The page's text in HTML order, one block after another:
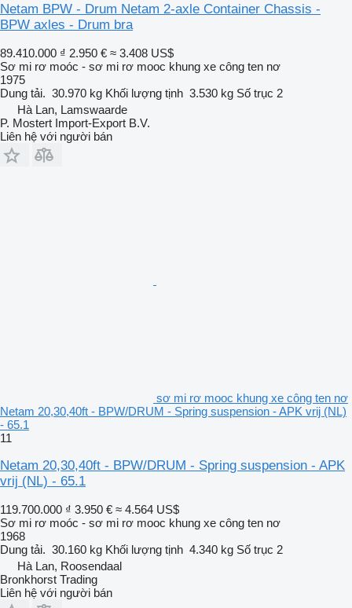
Netam BPW - Drum Netam 2-axle Container Chassis -
BPW axles - Drum bra
89.410.000 ₫ 2.950 € ≈ 3.408 US$
Sơ mi rơ moóc - sơ mi rơ mooc khung xe công ten nơ
1975
Dung tải. 30.970 kg Khối lượng tịnh 3.530 kg Số trục 2
Hà Lan, Lamswaarde
P. Mostert Import-Export B.V.
Liên hệ với người bán
sơ mi rơ mooc khung xe công ten nơ
Netam 20,30,40ft - BPW/DRUM - Spring suspension - APK vrij (NL)
- 65.1
11
Netam 20,30,40ft - BPW/DRUM - Spring suspension - APK
vrij (NL) - 65.1
119.700.000 ₫ 3.950 € ≈ 4.564 US$
Sơ mi rơ moóc - sơ mi rơ mooc khung xe công ten nơ
1968
Dung tải. 30.160 kg Khối lượng tịnh 4.340 kg Số trục 2
Hà Lan, Roosendaal
Bronkhorst Trading
Liên hệ với người bán